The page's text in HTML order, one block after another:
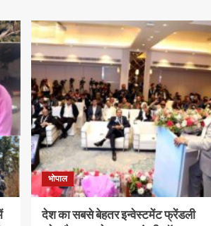
भोपाल
देश का सबसे बेहतर इन्वेस्टमेंट फ्रेंडली